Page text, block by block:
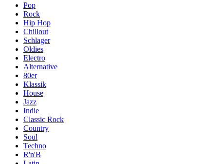
Pop
Rock
Hip Hop
Chillout
Schlager
Oldies
Electro
Alternative
80er
Klassik
House
Jazz
Indie
Classic Rock
Country
Soul
Techno
R'n'B